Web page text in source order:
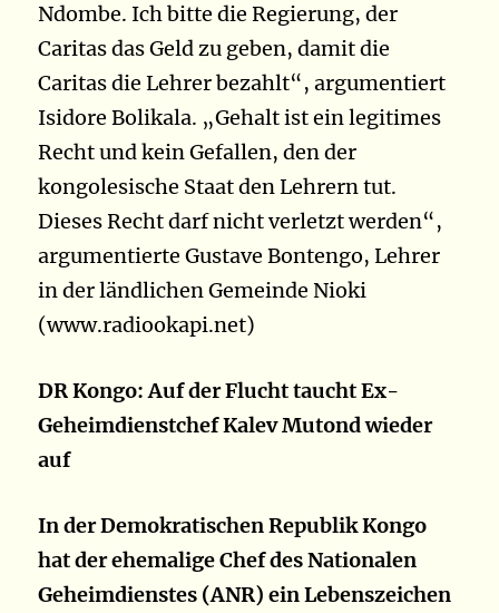
Ndombe. Ich bitte die Regierung, der
Caritas das Geld zu geben, damit die
Caritas die Lehrer bezahlt“, argumentiert
Isidore Bolikala. „Gehalt ist ein legitimes
Recht und kein Gefallen, den der
kongolesische Staat den Lehrern tut.
Dieses Recht darf nicht verletzt werden“,
argumentierte Gustave Bontengo, Lehrer
in der ländlichen Gemeinde Nioki
(www.radiookapi.net)
DR Kongo: Auf der Flucht taucht Ex-
Geheimdienstchef Kalev Mutond wieder
auf
In der Demokratischen Republik Kongo
hat der ehemalige Chef des Nationalen
Geheimdienstes (ANR) ein Lebenszeichen